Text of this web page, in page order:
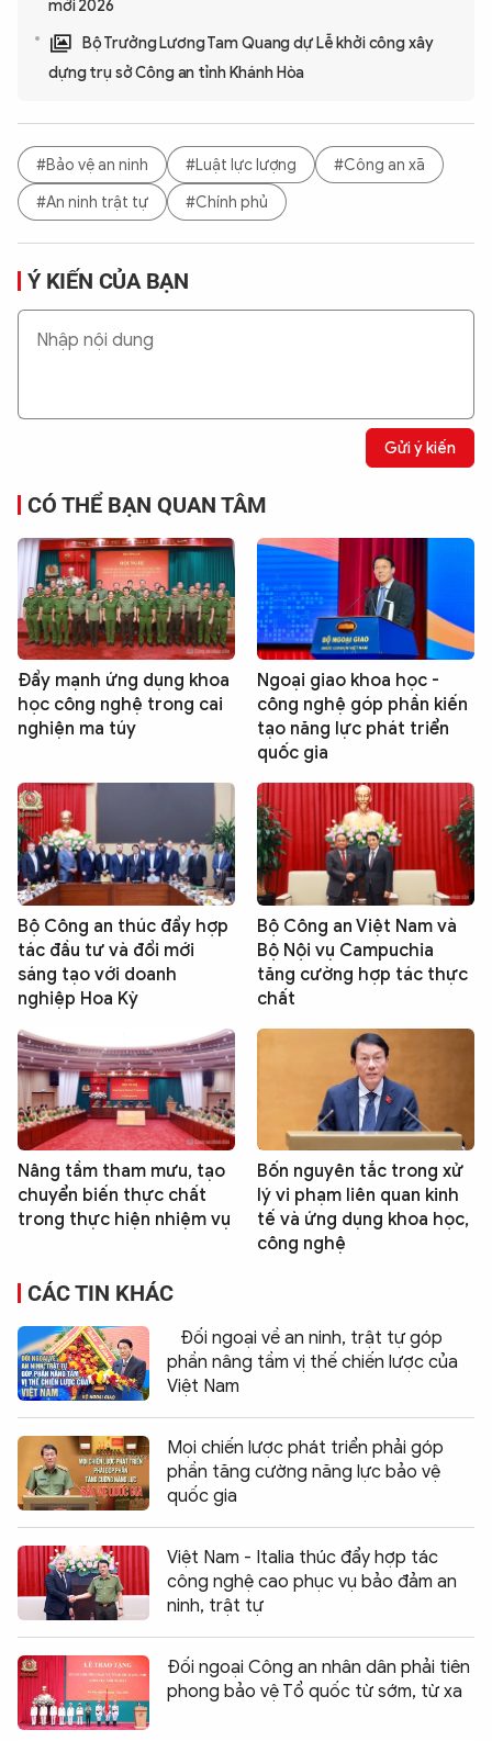
mới 2026
Bộ Trưởng Lương Tam Quang dự Lễ khởi công xây
dựng trụ sở Công an tỉnh Khánh Hòa
#Bảo vệ an ninh #Luật lực lượng
#Công an xã
#An ninh trật tự
#Chính phủ
Ý KIẾN CỦA BẠN
Gửi ý kiến
CÓ THỂ BẠN QUAN TÂM
Đẩy mạnh ứng dụng khoa
học công nghệ trong cai
nghiện ma túy
Ngoại giao khoa học -
công nghệ góp phần kiến
tạo năng lực phát triển
quốc gia
Bộ Công an thúc đẩy hợp
tác đầu tư và đổi mới
sáng tạo với doanh
nghiệp Hoa Kỳ
Bộ Công an Việt Nam và
Bộ Nội vụ Campuchia
tăng cường hợp tác thực
chất
Nâng tầm tham mưu, tạo
chuyển biến thực chất
trong thực hiện nhiệm vụ
Bốn nguyên tắc trong xử
lý vi phạm liên quan kinh
tế và ứng dụng khoa học,
công nghệ
CÁC TIN KHÁC
Đối ngoại về an ninh, trật tự góp
phần nâng tầm vị thế chiến lược của
Việt Nam
Mọi chiến lược phát triển phải góp
phần tăng cường năng lực bảo vệ
quốc gia
Việt Nam - Italia thúc đẩy hợp tác
công nghệ cao phục vụ bảo đảm an
ninh, trật tự
Đối ngoại Công an nhân dân phải tiên
phong bảo vệ Tổ quốc từ sớm, từ xa